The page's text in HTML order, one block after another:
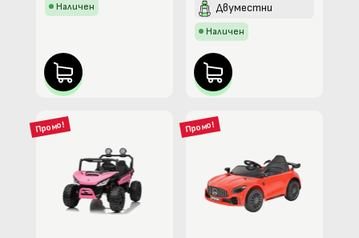
Наличен
Двуместни
Наличен
Промо! Промо!